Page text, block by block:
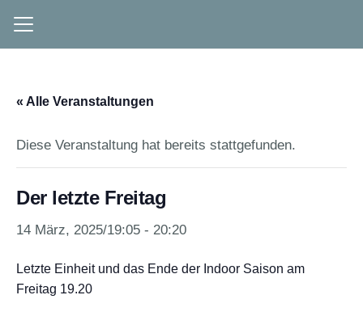
« Alle Veranstaltungen
Diese Veranstaltung hat bereits stattgefunden.
Der letzte Freitag
14 März, 2025/19:05 - 20:20
Letzte Einheit und das Ende der Indoor Saison am
Freitag 19.20